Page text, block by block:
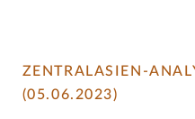
ZENTRALASIEN-
(05.06.2023)